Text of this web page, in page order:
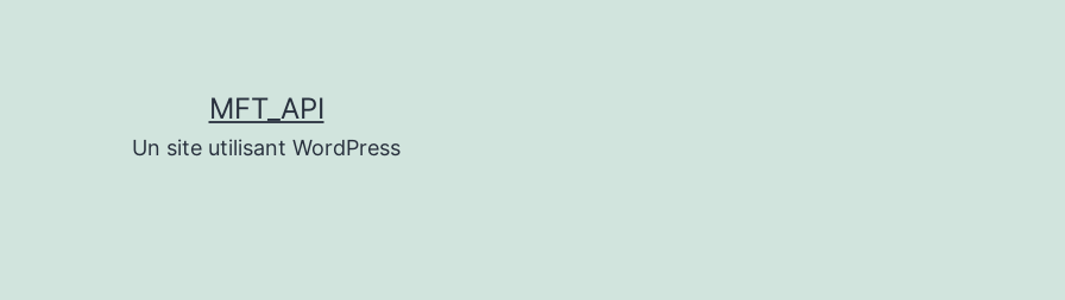
MFT_API
Un site utilisant WordPress